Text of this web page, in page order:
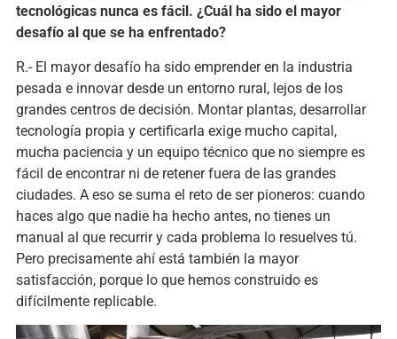
tecnológicas nunca es fácil. ¿Cuál ha sido el mayor
desafío al que se ha enfrentado?
R.- El mayor desafío ha sido emprender en la industria
pesada e innovar desde un entorno rural, lejos de los
grandes centros de decisión. Montar plantas, desarrollar
tecnología propia y certificarla exige mucho capital,
mucha paciencia y un equipo técnico que no siempre es
fácil de encontrar ni de retener fuera de las grandes
ciudades. A eso se suma el reto de ser pioneros: cuando
haces algo que nadie ha hecho antes, no tienes un
manual al que recurrir y cada problema lo resuelves tú.
Pero precisamente ahí está también la mayor
satisfacción, porque lo que hemos construido es
difícilmente replicable.